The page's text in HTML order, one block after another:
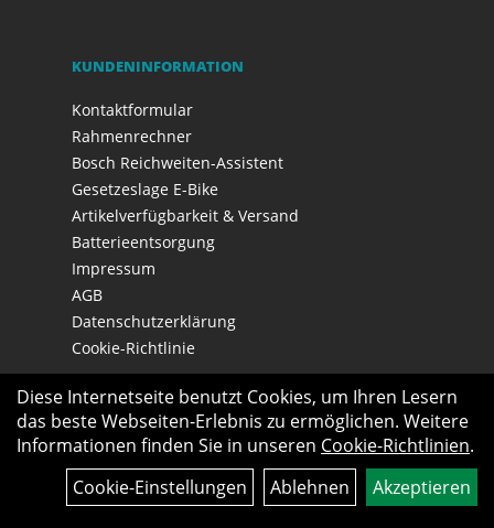
KUNDENINFORMATION
Kontaktformular
Rahmenrechner
Bosch Reichweiten-Assistent
Gesetzeslage E-Bike
Artikelverfügbarkeit & Versand
Batterieentsorgung
Impressum
AGB
Datenschutzerklärung
Cookie-Richtlinie
Diese Internetseite benutzt Cookies, um Ihren Lesern
das beste Webseiten-Erlebnis zu ermöglichen. Weitere
Informationen finden Sie in unseren Cookie-Richtlinien.
Cookie-Einstellungen
Ablehnen Akzeptieren